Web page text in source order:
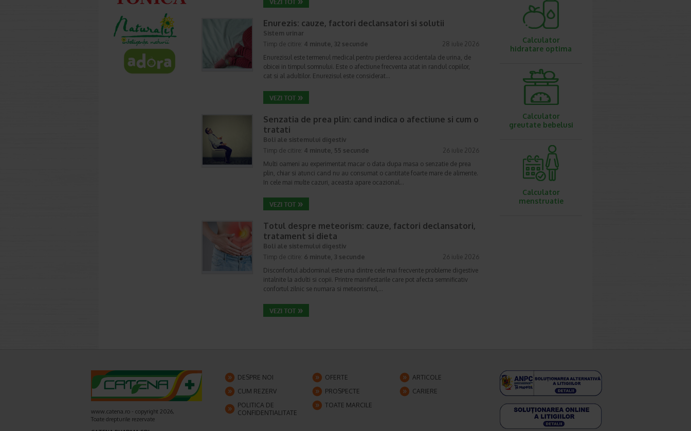
Enurezis: cauze, factori declansatori si solutii
Sistem urinar
Timp de citire: 4 minute, 32 secunde
28 iulie 2026
Enurezisul este termenul medical pentru pierderea accidentala de urina, de
obicei in timpul somnului. Este o afectiune frecventa atat in randul copiilor,
cat si al adultilor. Enurezisul este considerat…
Senzatia de prea plin: cand indica o afectiune si cum o
tratati
Boli ale sistemului digestiv
Timp de citire: 4 minute, 55 secunde
26 iulie 2026
Multi oameni au experimentat macar o data dupa masa o senzatie de prea
plin, chiar si atunci cand nu au consumat o cantitate foarte mare de alimente.
In cele mai multe cazuri, aceasta apare ocazional…
Totul despre meteorism: cauze, factori declansatori,
tratament si dieta
Boli ale sistemului digestiv
Timp de citire: 6 minute, 3 secunde
26 iulie 2026
Disconfortul abdominal este una dintre cele mai frecvente probleme digestive
intalnite la adulti si copii. Printre manifestarile care pot afecta semnificativ
confortul zilnic se numara si meteorismul,…
Calculator
hidratare optima
Calculator
greutate bebelusi
Calculator
menstruatie
www.catena.ro - copyright 2026,
Toate drepturile rezervate
DESPRE NOI OFERTE
ARTICOLE
CUM REZERV
PROSPECTE
CARIERE
POLITICA DE
CONFIDENTIALITATE
TOATE MARCILE